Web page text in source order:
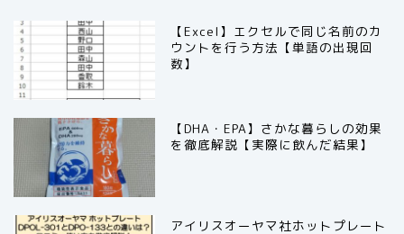
【Excel】エクセルで同じ名前のカ
ウントを行う方法【単語の出現回
数】
【DHA・EPA】さかな暮らしの効果
を徹底解説【実際に飲んだ結果】
アイリスオーヤマ社ホットプレート